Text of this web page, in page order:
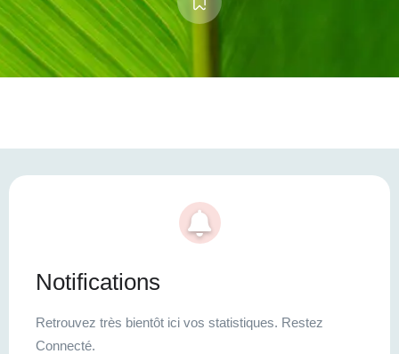
Notifications
Retrouvez très bientôt ici vos statistiques. Restez
Connecté.